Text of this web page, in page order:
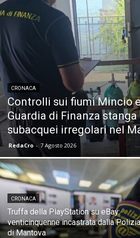
CRONACA
Controlli sui fiumi Mincio
Guardia di Finanza
subacquei irregolari nel
RedaCro - 7 Agosto 2026
CRONACA
Truffa della PlayStation su eBay:
venticinquenne incastrata dalla
di Mantova